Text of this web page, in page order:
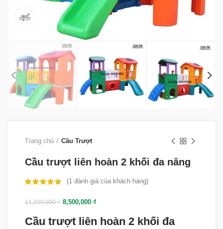
360 product view
Trang chủ Cầu Trượt
Cầu trượt liên hoàn 2 khối đa năng
(1 đánh giá của khách hàng)
11,200,000₫ 8,500,000 ₫
Cầu trượt liên hoàn 2 khối đa